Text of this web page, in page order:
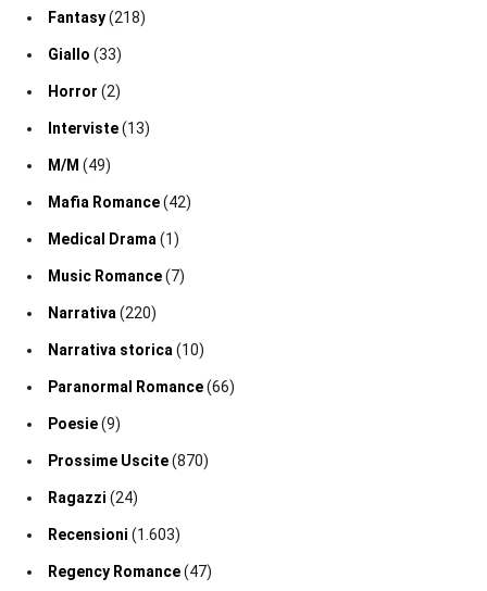
Fantasy(218)
Giallo (33)
Horror (2)
Interviste(13)
M/M (49)
Mafia Romance(42)
Medical Drama (1)
Music Romance(7)
Narrativa (220)
Narrativa storica (10)
Paranormal Romance(66)
Poesie(9)
Prossime Uscite(870)
Ragazzi (24)
Recensioni (1.603)
Regency Romance(47)